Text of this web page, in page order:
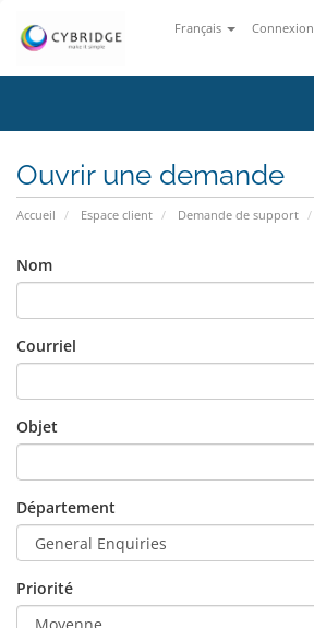
Français Connexion
Ouvrir une demande
Accueil Espace client Demande de support
Nom
Courriel
Objet
Département
Priorité